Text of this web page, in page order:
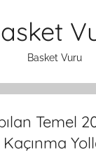
Basket Vuru
Temel